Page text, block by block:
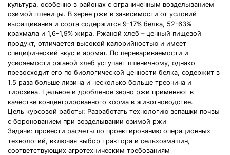
культура, особенно в районах с ограниченным возделыванием
озимой пшеницы. В зерне ржи в зависимости от условий
выращивания и сорта содержится 9-17% белка, 52-63%
крахмала и 1,6-1,9% жира. Ржаной хлеб – ценный пищевой
продукт, отличается высокой калорийностью и имеет
специфический вкус и аромат. По перевариваемости и
усвояемости ржаной хлеб уступает пшеничному, однако
превосходит его по биологической ценности белка, содержит в
1,5 раза больше лизина и несколько больше треонина и
тирозина. Цельное и дробленое зерно ржи применяют в
качестве концентрированного корма в животноводстве.
Цель курсовой работы: Разработать технологию вспашки почвы
с боронованием при возделывании озимой ржи
Задачи: провести расчеты по проектированию операционных
технологий, включая выбор трактора и сельхозмашин,
соответствующих агротехническим требованиям